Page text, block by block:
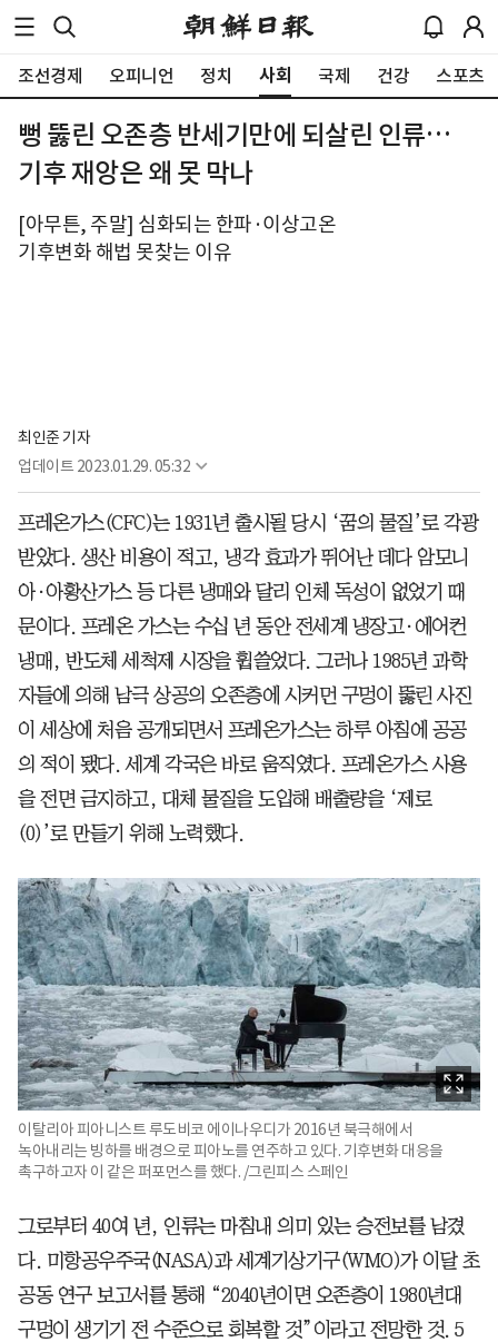
조선경제 오피니언 정치 사회 국제 건강 스포츠
뻥 뚫린 오존층 반세기만에 되살린 인류…
기후 재앙은 왜 못 막나
[아무튼, 주말] 심화되는 한파·이상고온
기후변화 해법 못찾는 이유
최인준 기자
업데이트 2023.01.29. 05:32
프레온가스(CFC)는 1931년 출시될 당시 ‘꿈의 물질’로 각광
받았다. 생산 비용이 적고, 냉각 효과가 뛰어난 데다 암모니
아·아황산가스 등 다른 냉매와 달리 인체 독성이 없었기 때
문이다. 프레온 가스는 수십 년 동안 전세계 냉장고·에어컨
냉매, 반도체 세척제 시장을 휩쓸었다. 그러나 1985년 과학
자들에 의해 남극 상공의 오존층에 시커먼 구멍이 뚫린 사진
이 세상에 처음 공개되면서 프레온가스는 하루 아침에 공공
의 적이 됐다. 세계 각국은 바로 움직였다. 프레온가스 사용
을 전면 금지하고, 대체 물질을 도입해 배출량을 ‘제로
(0)’로 만들기 위해 노력했다.
이탈리아 피아니스트 루도비코 에이나우디가 2016년 북극해에서
녹아내리는 빙하를 배경으로 피아노를 연주하고 있다. 기후변화 대응을
촉구하고자 이 같은 퍼포먼스를 했다. /그린피스 스페인
그로부터 40여 년, 인류는 마침내 의미 있는 승전보를 남겼
다. 미항공우주국(NASA)과 세계기상기구(WMO)가 이달 초
공동 연구 보고서를 통해 “2040년이면 오존층이 1980년대
구멍이 생기기 전 수준으로 회복할 것”이라고 전망한 것. 5